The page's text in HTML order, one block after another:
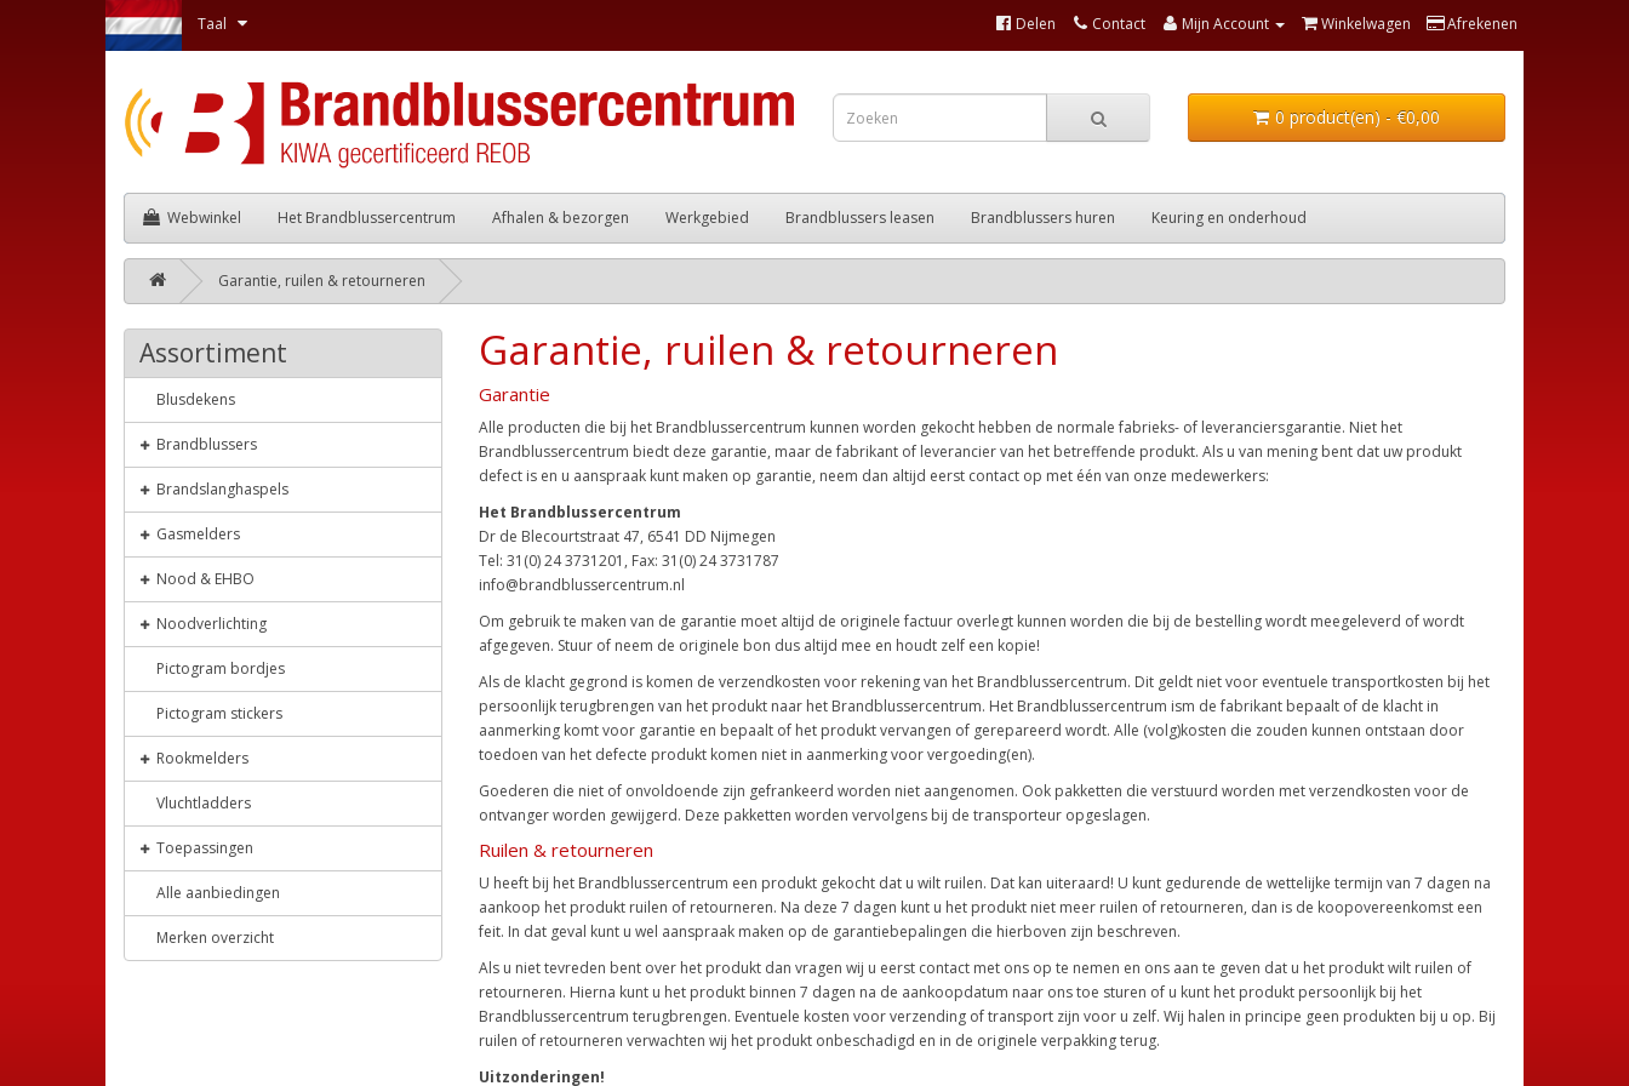
Taal Delen Contact Mijn Account Winkelwagen Afrekenen
0 product(en) - €0,00
Webwinkel Het Brandblussercentrum Afhalen & bezorgen Werkgebied Brandblussers leasen Brandblussers huren Keuring en onderhoud
Garantie, ruilen & retourneren
Assortiment
Blusdekens
Brandblussers
Brandslanghaspels
Gasmelders
Nood & EHBO
Noodverlichting
Pictogram bordjes
Pictogram stickers
Rookmelders
Vluchtladders
Toepassingen
Alle aanbiedingen
Merken overzicht
Garantie, ruilen & retourneren
Garantie
Alle producten die bij het Brandblussercentrum kunnen worden gekocht hebben de normale fabrieks- of leveranciersgarantie. Niet het
Brandblussercentrum biedt deze garantie, maar de fabrikant of leverancier van het betreffende produkt. Als u van mening bent dat uw produkt
defect is en u aanspraak kunt maken op garantie, neem dan altijd eerst contact op met één van onze medewerkers:
Het Brandblussercentrum
Dr de Blecourtstraat 47, 6541 DD Nijmegen
Tel: 31(0) 24 3731201, Fax: 31(0) 24 3731787
info@brandblussercentrum.nl
Om gebruik te maken van de garantie moet altijd de originele factuur overlegt kunnen worden die bij de bestelling wordt meegeleverd of wordt
afgegeven. Stuur of neem de originele bon dus altijd mee en houdt zelf een kopie!
Als de klacht gegrond is komen de verzendkosten voor rekening van het Brandblussercentrum. Dit geldt niet voor eventuele transportkosten bij het
persoonlijk terugbrengen van het produkt naar het Brandblussercentrum. Het Brandblussercentrum ism de fabrikant bepaalt of de klacht in
aanmerking komt voor garantie en bepaalt of het produkt vervangen of gerepareerd wordt. Alle (volg)kosten die zouden kunnen ontstaan door
toedoen van het defecte produkt komen niet in aanmerking voor vergoeding(en).
Goederen die niet of onvoldoende zijn gefrankeerd worden niet aangenomen. Ook pakketten die verstuurd worden met verzendkosten voor de
ontvanger worden gewijgerd. Deze pakketten worden vervolgens bij de transporteur opgeslagen.
Ruilen & retourneren
U heeft bij het Brandblussercentrum een produkt gekocht dat u wilt ruilen. Dat kan uiteraard! U kunt gedurende de wettelijke termijn van 7 dagen na
aankoop het produkt ruilen of retourneren. Na deze 7 dagen kunt u het produkt niet meer ruilen of retourneren, dan is de koopovereenkomst een
feit. In dat geval kunt u wel aanspraak maken op de garantiebepalingen die hierboven zijn beschreven.
Als u niet tevreden bent over het produkt dan vragen wij u eerst contact met ons op te nemen en ons aan te geven dat u het produkt wilt ruilen of
retourneren. Hierna kunt u het produkt binnen 7 dagen na de aankoopdatum naar ons toe sturen of u kunt het produkt persoonlijk bij het
Brandblussercentrum terugbrengen. Eventuele kosten voor verzending of transport zijn voor u zelf. Wij halen in principe geen produkten bij u op. Bij
ruilen of retourneren verwachten wij het produkt onbeschadigd en in de originele verpakking terug.
Uitzonderingen!